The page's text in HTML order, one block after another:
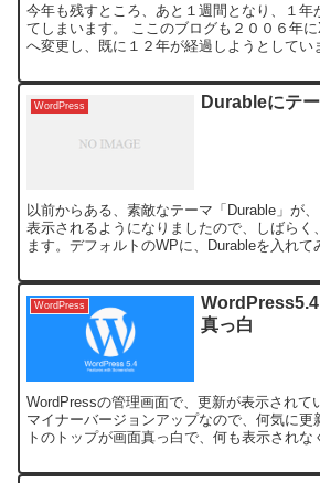
今年も残すところ、あと１週間となり、１年
てしまいます。 ここのブログも２００６年
へ変更し、既に１２年が経過しようとしてい
WordPress Durableにテ
以前からある、素敵なテーマ「Durable」が
表示されるようになりましたので、しばらく
ます。デフォルトのWPに、Durableを入れて
WordPress
真っ白
WordPressの管理画面で、更新が表示されて
マイナーバージョンアップなので、何気に更
トのトップが画面真っ白で、何も表示されな